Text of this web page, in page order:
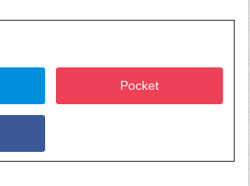
Pocket